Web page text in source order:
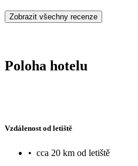
Zobrazit všechny recenze
Poloha hotelu
Vzdálenost od letiště
• cca 20 km od letiště